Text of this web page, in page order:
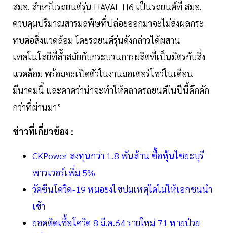
สมอ. สำหรับรถยนต์รุ่น HAVAL H6 เป็นรถยนต์ที่ สมอ.
ควบคุมปริมาณสารมลพิษที่ปล่อยออกมาจะไม่ส่งผลกระ
ทบต่อสิ่งแวดล้อม โดยรถยนต์รุ่นดังกล่าวได้ผสาน
เทคโนโลยีที่ล้ำสมัยกับกระบวนการผลิตที่เป็นมิตรกับสิ่ง
แวดล้อม พร้อมจะเปิดตัวในงานมอเตอร์โชว์ในเดือน
มีนาคมนี้ และคาดว่าน่าจะทำให้ตลาดรถยนต์ในปีนี้คึกคัก
กว่าที่ผ่านมา”
ข่าวที่เกี่ยวข้อง :
CKPower ลงทุนกว่า 1.8 พันล้าน ซื้อหุ้นไซยะบุรี
พาวเวอร์เพิ่ม 5%
วัคซีนโควิด-19 หมอยงไขปมเหตุใดไม่ให้เอกชนนำ
เข้า
ยอดติดเชื้อโควิด 8 มี.ค.64 รายใหม่ 71 หายป่วย